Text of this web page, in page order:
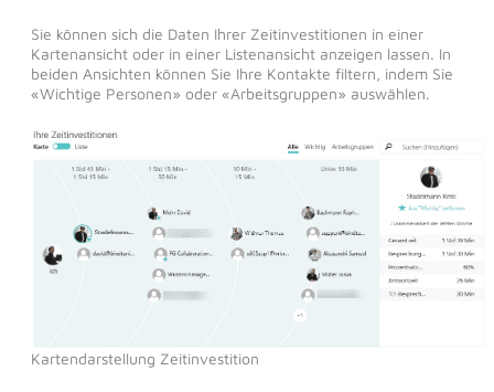
Sie können sich die Daten Ihrer Zeitinvestitionen in einer
Kartenansicht oder in einer Listenansicht anzeigen lassen. In
beiden Ansichten können Sie Ihre Kontakte filtern, indem Sie
«Wichtige Personen» oder «Arbeitsgruppen» auswählen.
Kartendarstellung Zeitinvestition